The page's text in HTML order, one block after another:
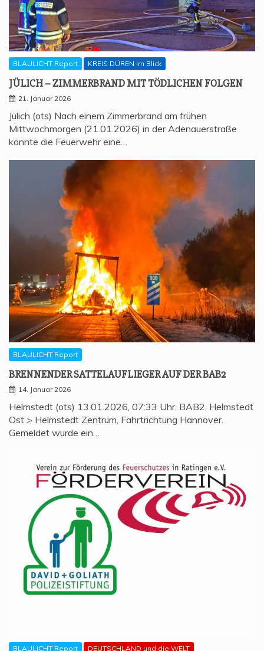
BLAULICHT Report KREIS DÜREN im Blick
JÜLICH – ZIM­MER­BRAND MIT TÖD­LI­CHEN FOLGEN
21. Januar 2026
Jülich (ots) Nach einem Zimmerbrand am frühen
Mittwochmorgen (21.01.2026) in der Adenauerstraße
konnte die Feuerwehr eine…
BLAULICHT Report
BREN­NEN­DER SAT­TEL­AUF­LIE­GER AUF DER BAB2
14. Januar 2026
Helmstedt (ots) 13.01.2026, 07:33 Uhr. BAB2, Helmstedt
Ost > Helmstedt Zentrum, Fahrtrichtung Hannover.
Gemeldet wurde ein…
BLAULICHT Report DEUTSCHLAND und die WELT